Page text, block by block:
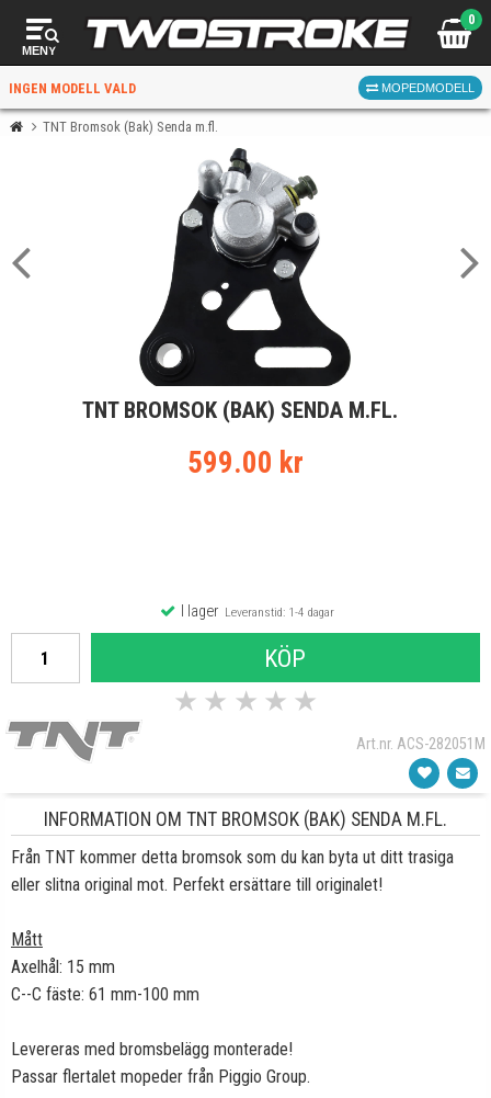
MENY
0
INGEN MODELL VALD MOPEDMODELL
VÄLJ MOPEDFÖR RÄTT DELAR
VÄLJ
När du valt kommer butiken visa delar för vald moped
TNT Bromsok (Bak) Senda m.fl.
TNT BROMSOK (BAK) SENDA M.FL.
599.00 kr
I lagerLeveranstid: 1-4 dagar
KÖP
★ ★ ★ ★ ★
Art.nr. ACS-282051M
INFORMATION OM TNT BROMSOK (BAK) SENDA M.FL.
Från TNT kommer detta bromsok som du kan byta ut ditt trasiga
eller slitna original mot. Perfekt ersättare till originalet!
Mått
Axelhål: 15 mm
C--C fäste: 61 mm-100 mm
Levereras med bromsbelägg monterade!
Passar flertalet mopeder från Piggio Group.